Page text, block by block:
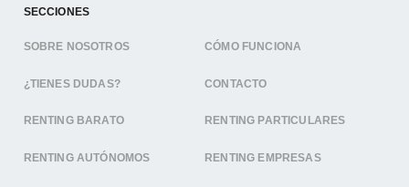
SECCIONES
SOBRE NOSOTROS CÓMO FUNCIONA
¿TIENES DUDAS? CONTACTO
RENTING BARATO RENTING PARTICULARES
RENTING AUTÓNOMOS RENTING EMPRESAS